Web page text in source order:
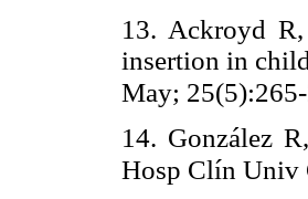
13. Ackroyd
insertion in
May;
14. González
Hosp Clín Univ